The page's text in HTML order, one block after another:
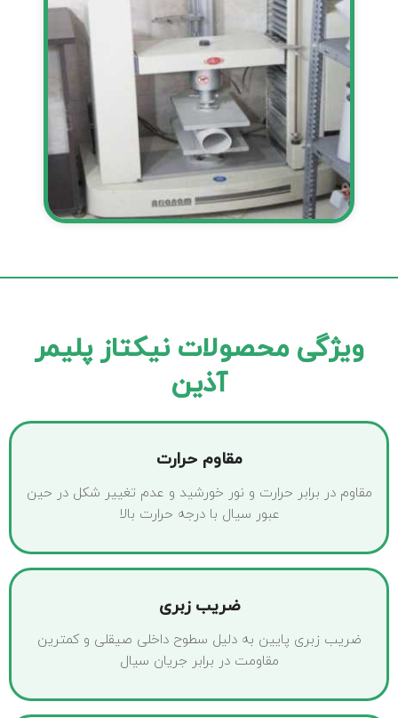
ویژگی محصولات نیکتاز پلیمر
آذین
مقاوم حرارت
مقاوم در برابر حرارت و نور خورشید و عدم تغییر شکل در حین
عبور سیال با درجه حرارت بالا
ضریب زبری
ضریب زبری پایین به دلیل سطوح داخلی صیقلی و کمترین
مقاومت در برابر جریان سیال